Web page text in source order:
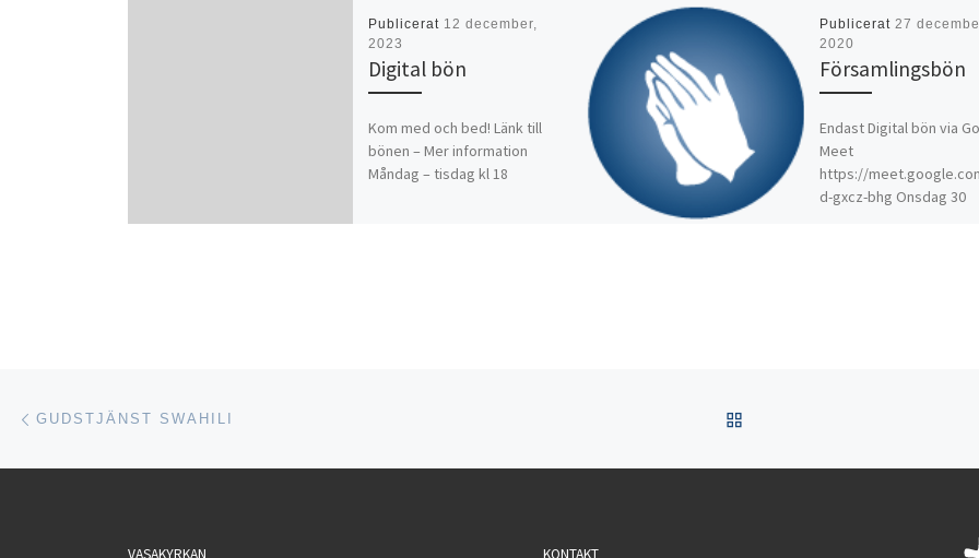
Publicerat 12 december,
2023
Digital bön
Kom med och bed! Länk till
bönen – Mer information
Måndag – tisdag kl 18
Publicerat 27
2020
Församlingsbön
Endast Digital bön via
Meet
https://
d-gxcz-bhg Onsdag 30
Inläggsnavigering
GUDSTJÄNST SWAHILI
VASAKYRKAN KONTAKT